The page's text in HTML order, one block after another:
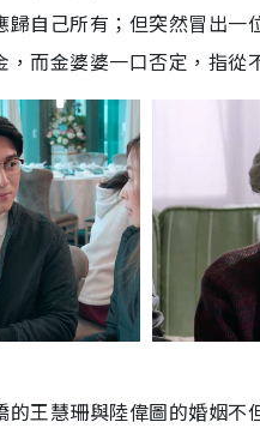
歸自己所有；但突然冒出
，而金婆婆一口否定，指從
的王慧珊與陸偉圖的婚姻